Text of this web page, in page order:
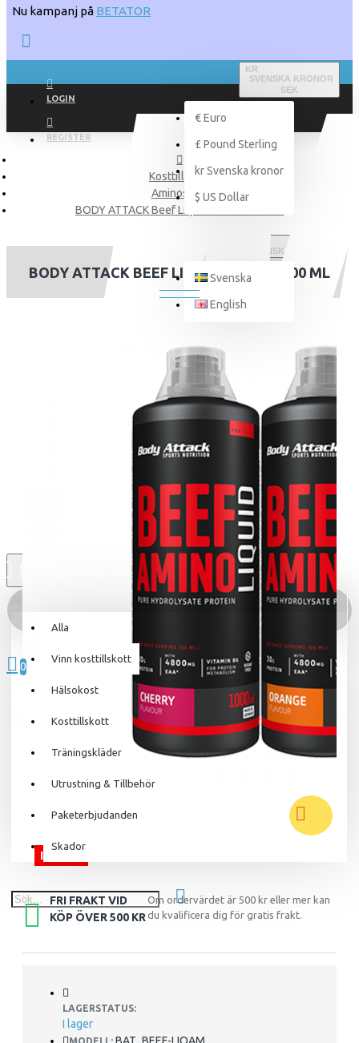
Nu kampanj på BETATOR
LOGIN
REGISTER
KR
SVENSKA KRONOR
SEK
€ Euro
£ Pound Sterling
kr Svenska kronor
$ US Dollar
SVENSKA
Svenska
English
Alla
Alla
Vinn kosttillskott
Hälsokost
Kosttillskott
Träningskläder
Utrustning & Tillbehör
Paketerbjudanden
Skador
0 produkt(er) - 0kr
0
Din varukorg är tom!
Kosttillskott
Aminosyror
BODY ATTACK Beef Liquid Amino 1000 ml
BODY ATTACK BEEF LIQUID AMINO 1000 ML
I LAGER
FRI FRAKT VID
KÖP ÖVER 500 KR
Om ordervärdet är 500 kr eller mer kan
du kvalificera dig för gratis frakt.
LAGERSTATUS:
I lager